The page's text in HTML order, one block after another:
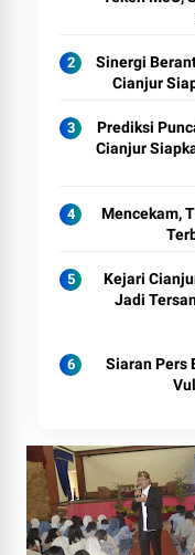
Sinergi
Cianjur
Prediksi
Cianjur
Mencekam,
Kejari
Jadi
Siaran Pers